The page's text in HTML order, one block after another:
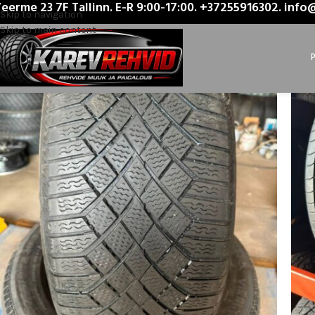
Skip to navigation
Skip to main content
23 7F Tallinn. E-R 9:00-17:00. +37255916302.
Главная /Диаметр/20